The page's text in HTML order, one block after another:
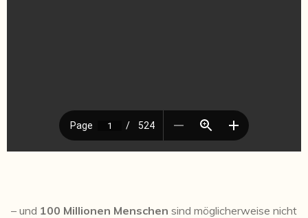
– und 100 Millionen Menschen sind möglicherweise nicht